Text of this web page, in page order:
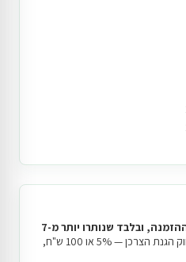
ביטול בתוך 14 ימים מביצוע ההזמנה, ובלבד שנותרו יותר מ-7
לפי חוק הגנת הצרכן — 5% או 100 ש"ח,